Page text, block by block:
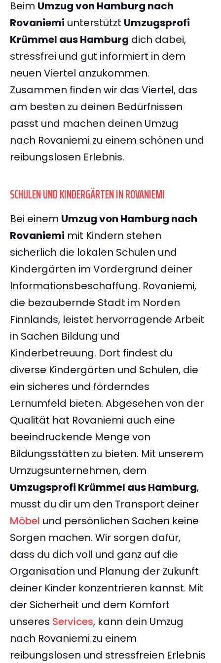
Beim Umzug von Hamburg nach
Rovaniemi unterstützt Umzugsprofi
Krümmel aus Hamburg dich dabei,
stressfrei und gut informiert in dem
neuen Viertel anzukommen.
Zusammen finden wir das Viertel, das
am besten zu deinen Bedürfnissen
passt und machen deinen Umzug
nach Rovaniemi zu einem schönen und
reibungslosen Erlebnis.
SCHULEN UND KINDERGÄRTEN IN ROVANIEMI
Bei einem Umzug von Hamburg nach
Rovaniemi mit Kindern stehen
sicherlich die lokalen Schulen und
Kindergärten im Vordergrund deiner
Informationsbeschaffung. Rovaniemi,
die bezaubernde Stadt im Norden
Finnlands, leistet hervorragende Arbeit
in Sachen Bildung und
Kinderbetreuung. Dort findest du
diverse Kindergärten und Schulen, die
ein sicheres und förderndes
Lernumfeld bieten. Abgesehen von der
Qualität hat Rovaniemi auch eine
beeindruckende Menge von
Bildungsstätten zu bieten. Mit unserem
Umzugsunternehmen, dem
Umzugsprofi Krümmel aus Hamburg,
musst du dir um den Transport deiner
Möbel und persönlichen Sachen keine
Sorgen machen. Wir sorgen dafür,
dass du dich voll und ganz auf die
Organisation und Planung der Zukunft
deiner Kinder konzentrieren kannst. Mit
der Sicherheit und dem Komfort
unseres Services, kann dein Umzug
nach Rovaniemi zu einem
reibungslosen und stressfreien Erlebnis